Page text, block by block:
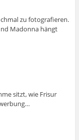
zu fotografieren.
Madonna hängt
sitzt, wie Frisur